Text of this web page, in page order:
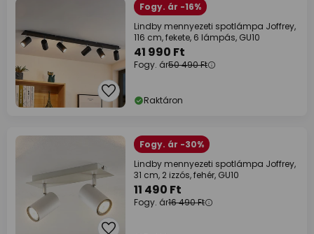
Fogy. ár -16%
Lindby mennyezeti spotlámpa Joffrey,
116 cm, fekete, 6 lámpás, GU10
41 990 Ft
Fogy. ár50 490 Ft
Raktáron
Fogy. ár -30%
Lindby mennyezeti spotlámpa Joffrey,
31 cm, 2 izzós, fehér, GU10
11 490 Ft
Fogy. ár16 490 Ft